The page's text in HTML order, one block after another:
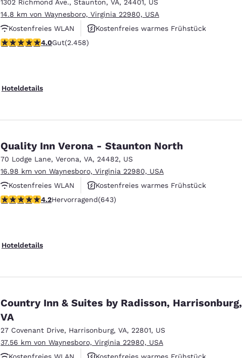
1302 Richmond Ave., Staunton, VA, 24401, US
14.8 km von Waynesboro, Virginia 22980, USA
Kostenfreies WLAN
Kostenfreies warmes Frühstück
Haustierfreundlich
3.96-Sterne-Bewertung. Gut. 2458 Bewertungen
4.0Gut(2.458)
Hoteldetails
Quality Inn Verona - Staunton North
70 Lodge Lane, Verona, VA, 24482, US
16.98 km von Waynesboro, Virginia 22980, USA
Kostenfreies WLAN
Kostenfreies warmes Frühstück
Haustierfreundlich
4.24-Sterne-Bewertung. Hervorragend. 643 Bewertungen
4.2Hervorragend(643)
Hoteldetails
Country Inn & Suites by Radisson, Harrisonburg,
VA
27 Covenant Drive, Harrisonburg, VA, 22801, US
37.56 km von Waynesboro, Virginia 22980, USA
Kostenfreies WLAN
Kostenfreies warmes Frühstück